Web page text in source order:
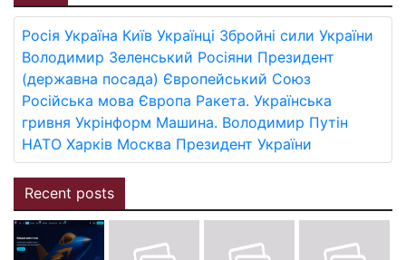
Росія Україна Київ Українці Збройні сили України
Володимир Зеленський Росіяни Президент
(державна посада) Європейський Союз
Російська мова Європа Ракета. Українська
гривня Укрінформ Машина. Володимир Путін
НАТО Харків Москва Президент України
Recent posts